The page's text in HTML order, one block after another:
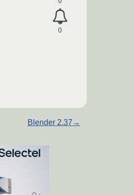
0
Blender 2.37 →